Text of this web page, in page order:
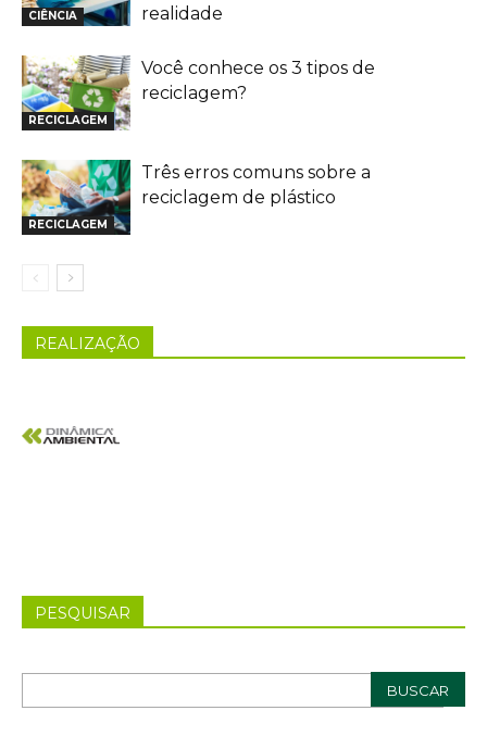
CIÊNCIA
realidade
RECICLAGEM
Você conhece os 3 tipos de
reciclagem?
RECICLAGEM
Três erros comuns sobre a
reciclagem de plástico
REALIZAÇÃO
PESQUISAR